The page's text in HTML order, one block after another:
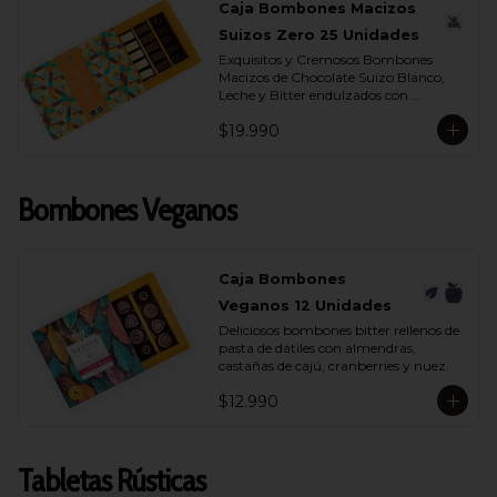
- Chocolate Leche 35% Cacao
- Chocolate Bitter 55% Cacao
Caja Bombones Macizos
Suizos Zero 25 Unidades
Exquisitos y Cremosos Bombones
Macizos de Chocolate Suizo Blanco,
Leche y Bitter endulzados con
$19.990
Bombones Veganos
Caja Bombones
Veganos 12 Unidades
Deliciosos bombones bitter rellenos de
pasta de dátiles con almendras,
castañas de cajú, cranberries y nuez.
$12.990
Tabletas Rústicas